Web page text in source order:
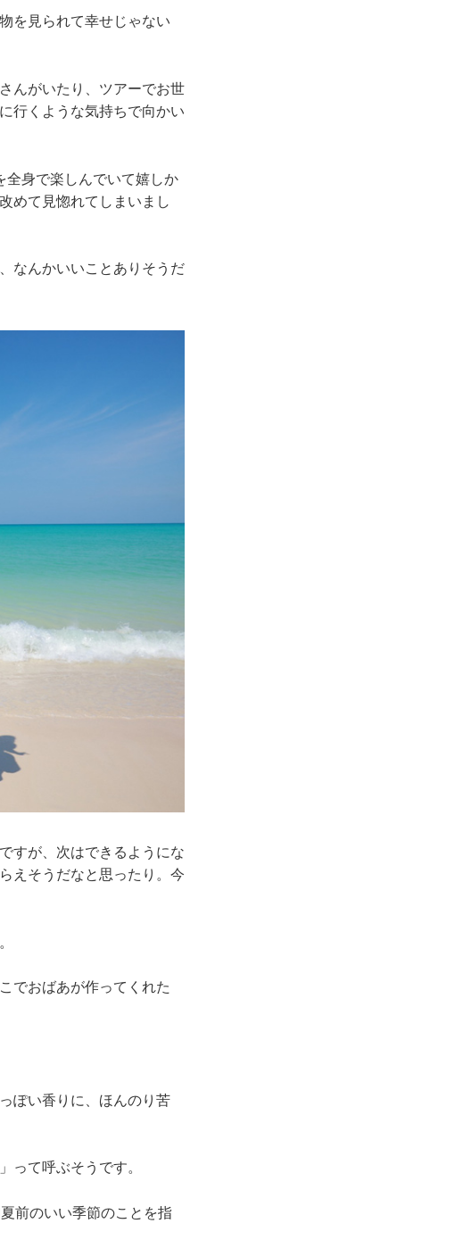
を見られて幸せじゃない
んがいたり、ツアーでお世
行くような気持ちで向かい
全身で楽しんでいて嬉しか
めて見惚れてしまいまし
なんかいいことありそうだ
すが、次はできるようにな
えそうだなと思ったり。今
でおばあが作ってくれた
ぽい香りに、ほんのり苦
って呼ぶそうです。
前のいい季節のことを指